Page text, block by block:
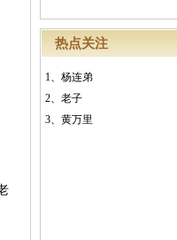
热点关注
1、 杨连弟
2、 老子
3、 黄万里